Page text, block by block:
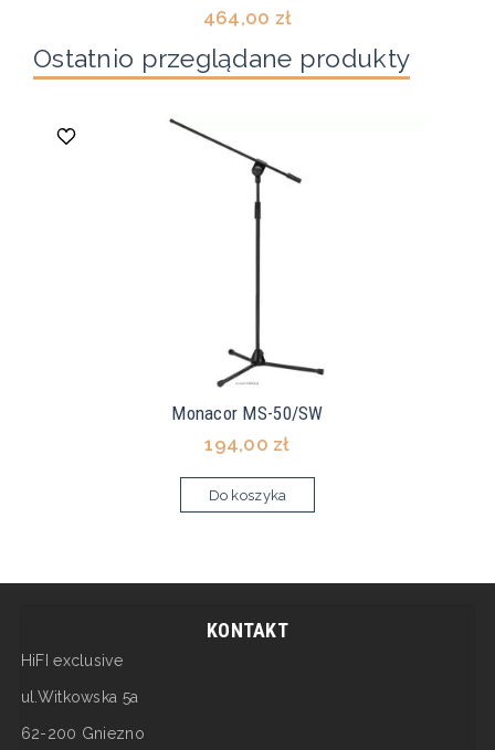
464,00 zł
Ostatnio przeglądane produkty
Monacor MS-50/SW
194,00 zł
Do koszyka
KONTAKT
HiFI exclusive
ul.Witkowska 5a
62-200 Gniezno